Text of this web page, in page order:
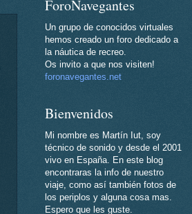
ForoNavegantes
Un grupo de conocidos virtuales
hemos creado un foro dedicado a
la náutica de recreo.
Os invito a que nos visiten!
foronavegantes.net
Bienvenidos
Mi nombre es Martín Iut, soy
técnico de sonido y desde el 2001
vivo en España. En este blog
encontraras la info de nuestro
viaje, como así también fotos de
los periplos y alguna cosa mas.
Espero que les guste.